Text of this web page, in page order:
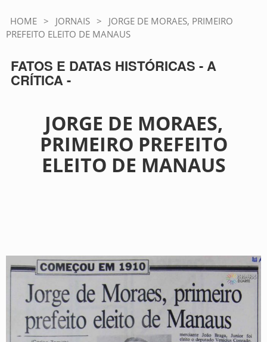
HOME > JORNAIS >
JORGE DE MORAES, PRIMEIRO
PREFEITO ELEITO DE MANAUS
FATOS E DATAS HISTÓRICAS - A
CRÍTICA -
JORGE DE MORAES,
PRIMEIRO PREFEITO
ELEITO DE MANAUS